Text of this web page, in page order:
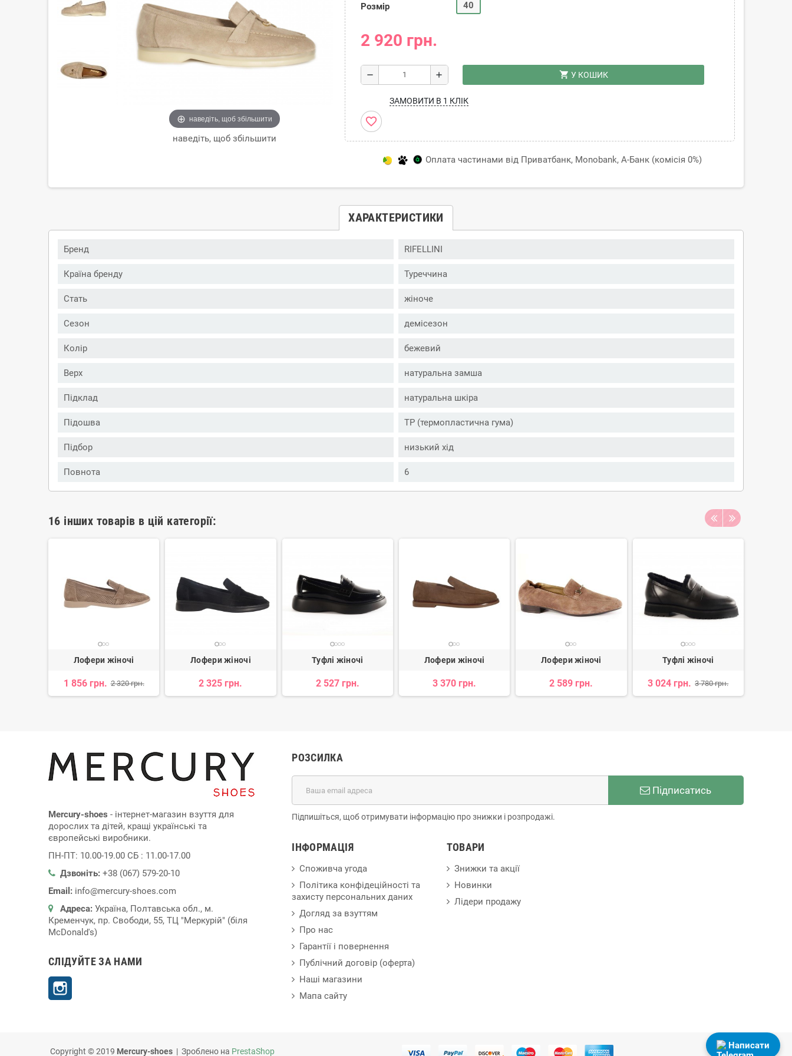
наведіть, щоб збільшити
наведіть, щоб збільшити
Розмір 40
2 920 грн.
remove add shopping_cart У КОШИК
ЗАМОВИТИ В 1 КЛІК
favorite_border
Оплата частинами від Приватбанк, Monobank, А-Банк (комісія 0%)
ХАРАКТЕРИСТИКИ
Бренд RIFELLINI
Країна бренду Туреччина
Стать жіноче
Сезон демісезон
Колір бежевий
Верх натуральна замша
Підклад натуральна шкіра
Підошва ТР (термопластична гума)
Підбор низький хід
Повнота 6
16 інших товарів в цій категорії:
Лофери жіночі
1 856 грн. 2 320 грн.
Лофери жіночі
2 325 грн.
Туфлі жіночі
2 527 грн.
Лофери жіночі
3 370 грн.
Лофери жіночі
2 589 грн.
Туфлі жіночі
3 024 грн. 3 780 грн.
Mercury-shoes - інтернет-магазин взуття для
дорослих та дітей, кращі українські та
європейські виробники.
ПН-ПТ: 10.00-19.00 СБ : 11.00-17.00
Дзвоніть: +38 (067) 579-20-10
Email: info@mercury-shoes.com
Адреса: Україна, Полтавська обл., м.
Кременчук, пр. Свободи, 55, ТЦ "Меркурій" (біля
McDonald's)
СЛІДУЙТЕ ЗА НАМИ
РОЗСИЛКА
Підписатись
Підпишіться, щоб отримувати інформацію про знижки і розпродажі.
ІНФОРМАЦІЯ
Споживча угода
Політика конфідеційності та
захисту персональних даних
Догляд за взуттям
Про нас
Гарантії і повернення
Публічний договір (оферта)
Наші магазини
Мапа сайту
ТОВАРИ
Знижки та акції
Новинки
Лідери продажу
Copyright © 2019 Mercury-shoes | Зроблено на PrestaShop
Написати